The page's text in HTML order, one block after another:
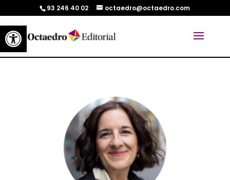
Abrir barra de herramientas
93 246 40 02 octaedro@octaedro.com